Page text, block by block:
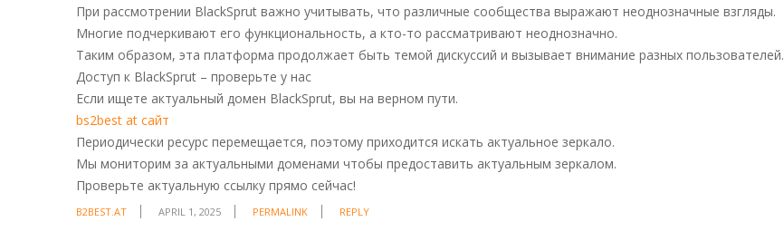
При рассмотрении BlackSprut важно учитывать, что различные сообщества выражают неоднозначные взгляды.
Многие подчеркивают его функциональность, а кто-то рассматривают неоднозначно.
Таким образом, эта платформа продолжает быть темой дискуссий и вызывает внимание разных пользователей.
Доступ к BlackSprut – проверьте у нас
Если ищете актуальный домен BlackSprut, вы на верном пути.
bs2best at сайт
Периодически ресурс перемещается, поэтому приходится искать актуальное зеркало.
Мы мониторим за актуальными доменами чтобы предоставить актуальным зеркалом.
Проверьте актуальную ссылку прямо сейчас!
B2BEST.AT APRIL 1, 2025 PERMALINK REPLY